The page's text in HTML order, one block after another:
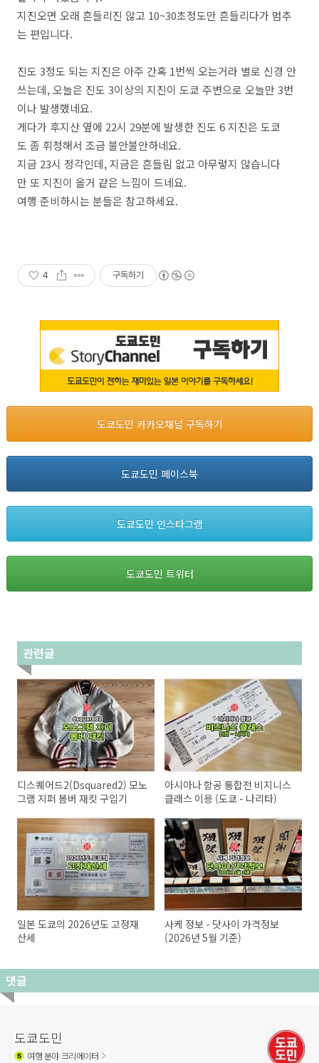
지진오면 오래 흔들리진 않고 10~30초정도만 흔들리다가 멈추
는 편입니다.
진도 3정도 되는 지진은 아주 간혹 1번씩 오는거라 별로 신경 안
쓰는데, 오늘은 진도 3이상의 지진이 도쿄 주변으로 오늘만 3번
이나 발생했네요.
게다가 후지산 옆에 22시 29분에 발생한 진도 6 지진은 도쿄
도 좀 휘청해서 조금 불안불안하네요.
지금 23시 정각인데, 지금은 흔들림 없고 아무렇지 않습니다
만 또 지진이 올거 같은 느낌이 드네요.
여행 준비하시는 분들은 참고하세요.
4 구독하기
도쿄도민 카카오채널 구독하기
도쿄도민 페이스북
도쿄도민 인스타그램
도쿄도민 트위터
관련글
디스퀘어드2(Dsquared2) 모노
그램 지퍼 봄버 재킷 구입기
아시아나 항공 통합전 비지니스
클래스 이용 (도쿄 - 나리타)
일본 도쿄의 2026년도 고정재
산세
사케 정보 - 닷사이 가격정보
(2026년 5월 기준)
댓글
도쿄도민
여행분야 크리에이터